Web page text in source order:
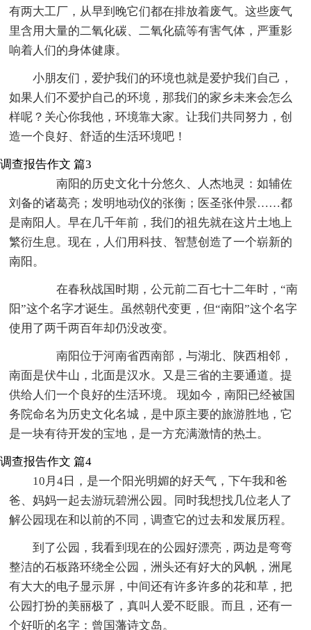
有两大工厂，从早到晚它们都在排放着废气。这些废气
里含用大量的二氧化碳、二氧化硫等有害气体，严重影
响着人们的身体健康。
小朋友们，爱护我们的环境也就是爱护我们自己，
如果人们不爱护自己的环境，那我们的家乡未来会怎么
样呢？关心你我他，环境靠大家。让我们共同努力，创
造一个良好、舒适的生活环境吧！
调查报告作文 篇3
南阳的历史文化十分悠久、人杰地灵：如辅佐
刘备的诸葛亮；发明地动仪的张衡；医圣张仲景……都
是南阳人。早在几千年前，我们的祖先就在这片土地上
繁衍生息。现在，人们用科技、智慧创造了一个崭新的
南阳。
在春秋战国时期，公元前二百七十二年时，“南
阳”这个名字才诞生。虽然朝代变更，但“南阳”这个名字
使用了两千两百年却仍没改变。
南阳位于河南省西南部，与湖北、陕西相邻，
南面是伏牛山，北面是汉水。又是三省的主要通道。提
供给人们一个良好的生活环境。 现如今，南阳已经被国
务院命名为历史文化名城，是中原主要的旅游胜地，它
是一块有待开发的宝地，是一方充满激情的热土。
调查报告作文 篇4
10月4日，是一个阳光明媚的好天气，下午我和爸
爸、妈妈一起去游玩碧洲公园。同时我想找几位老人了
解公园现在和以前的不同，调查它的过去和发展历程。
到了公园，我看到现在的公园好漂亮，两边是弯弯
整洁的石板路环绕全公园，洲头还有好大的风帆，洲尾
有大大的电子显示屏，中间还有许多许多的花和草，把
公园打扮的美丽极了，真叫人爱不眨眼。而且，还有一
个好听的名字：曾国藩诗文岛。